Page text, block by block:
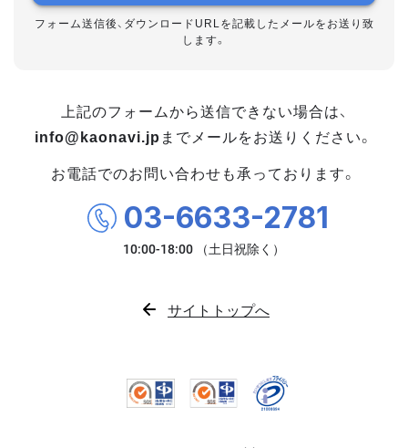
フォーム送信後、ダウンロードURLを記載したメールをお送り致
します。
上記のフォームから送信できない場合は、
info@kaonavi.jp までメールをお送りください。
お電話でのお問い合わせも承っております。
03-6633-2781
サイトトップへ